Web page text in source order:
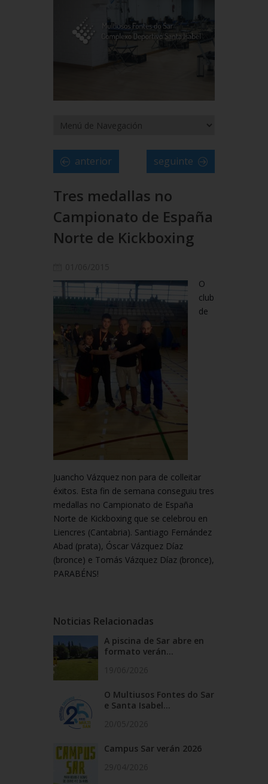
anterior seguinte
Tres medallas no
Campionato de España
Norte de Kickboxing
O
club
de
Juancho Vázquez non para de colleitar
éxitos. Esta fin de semana conseguiu tres
medallas no Campionato de España
Norte de Kickboxing que se celebrou en
Liencres (Cantabria). Santiago Fernández
Abad (prata), Óscar Vázquez Díaz
(bronce) e Tomás Vázquez Díaz (bronce),
PARABÉNS!
Noticias Relacionadas
A piscina de Sar abre en
formato verán...
O Multiusos Fontes do Sar
e Santa Isabel...
Campus Sar verán 2026